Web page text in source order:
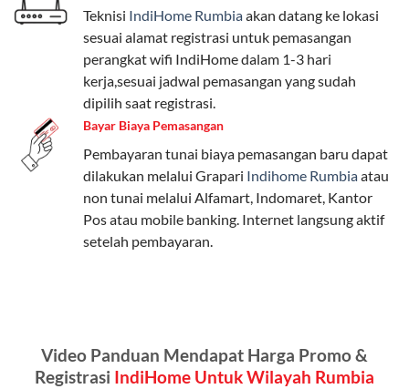
Paket Easy cocok untuk kebutuhan dasar, Paket
Complete untuk yang menginginkan fitur lengkap,
dan Paket Dynamic IP untuk pengguna yang
memprioritaskan kecepatan internet tinggi.
Paket Telkomsel One dengan Kuota Keluarga
Salah satu fitur unggulan Telkomsel One adalah Paket
Kuota Keluarga. Dengan kuota hingga 30 GB, Anda
bisa membagikan internet kepada anggota keluarga
atau teman tanpa perlu khawatir kehabisan kuota.
Admin (pelanggan utama) dan anggota yang terdaftar.
Teknisi IndiHome Rumbiaakan datang ke lokasi
sesuai alamat registrasi untuk pemasangan
perangkat wifi IndiHome dalam 1-3 hari
kerja,sesuai jadwal pemasangan yang sudah
dipilih saat registrasi.
Bayar Biaya Pemasangan
Pembayaran tunai biaya pemasangan baru dapat
dilakukan melalui Grapari Indihome Rumbiaatau
non tunai melalui Alfamart, Indomaret, Kantor
Pos atau mobile banking. Internet langsung aktif
setelah pembayaran.
Video Panduan Mendapat Harga Promo &
Registrasi IndiHome Untuk Wilayah Rumbia